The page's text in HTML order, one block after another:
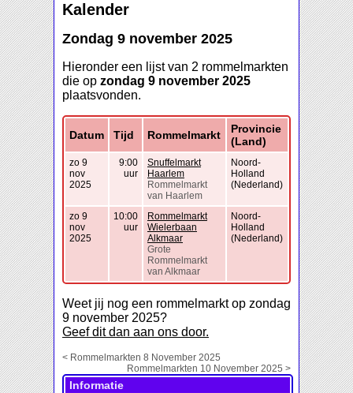
Kalender
Zondag 9 november 2025
Hieronder een lijst van 2 rommelmarkten
die op zondag 9 november 2025
plaatsvonden.
Datum Tijd Rommelmarkt
Provincie
(Land)
zo 9
nov
2025
9:00
uur
Snuffelmarkt
Haarlem
Rommelmarkt
van Haarlem
Noord-
Holland
(Nederland)
zo 9
nov
2025
10:00
uur
Rommelmarkt
Wielerbaan
Alkmaar
Grote
Rommelmarkt
van Alkmaar
Noord-
Holland
(Nederland)
Weet jij nog een rommelmarkt op zondag
9 november 2025?
Geef dit dan aan ons door.
< Rommelmarkten 8 November 2025
Rommelmarkten 10 November 2025 >
Informatie